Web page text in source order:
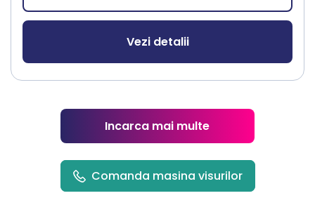
Vezi detalii
Incarca mai multe
Comanda masina visurilor